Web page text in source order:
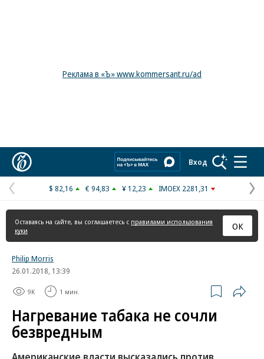
Реклама в «Ъ» www.kommersant.ru/ad
Вход
Предыдущая
страница
$ 82,16 € 94,83 ¥ 12,23 IMOEX 2281,31
Оставаясь на сайте, вы соглашаетесь с правилами использования
куки
ОК
Philip Morris
26.01.2018, 13:39
9K 1 мин.
Нагревание табака не сочли
безвредным